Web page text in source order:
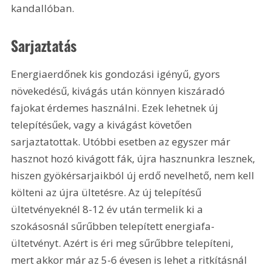
kandallóban.
Sarjaztatás
Energiaerdőnek kis gondozási igényű, gyors
növekedésű, kivágás után könnyen kiszáradó
fajokat érdemes használni. Ezek lehetnek új
telepítésűek, vagy a kivágást követően
sarjaztatottak. Utóbbi esetben az egyszer már
hasznot hozó kivágott fák, újra hasznunkra lesznek,
hiszen gyökérsarjaikból új erdő nevelhető, nem kell
költeni az újra ültetésre. Az új telepítésű
ültetvényeknél 8-12 év után termelik ki a
szokásosnál sűrűbben telepített energiafa-
ültetvényt. Azért is éri meg sűrűbbre telepíteni,
mert akkor már az 5-6 évesen is lehet a ritkításnál